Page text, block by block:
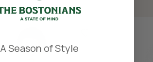
A Season of Style